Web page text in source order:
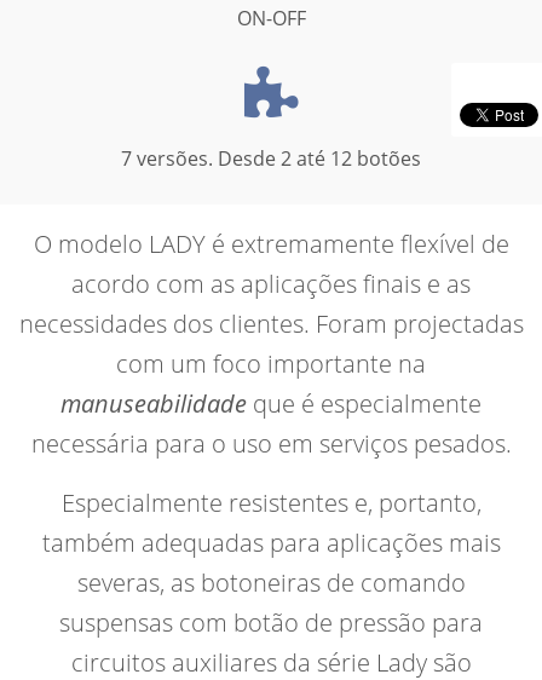
ON-OFF
7 versões. Desde 2 até 12 botões
O modelo LADY é extremamente flexível de
acordo com as aplicações finais e as
necessidades dos clientes. Foram projectadas
com um foco importante na
manuseabilidade que é especialmente
necessária para o uso em serviços pesados.
Especialmente resistentes e, portanto,
também adequadas para aplicações mais
severas, as botoneiras de comando
suspensas com botão de pressão para
circuitos auxiliares da série Lady são